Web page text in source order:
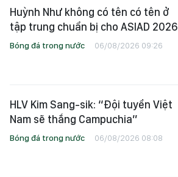
Huỳnh Như không có tên có tên ở
tập trung chuẩn bị cho ASIAD 2026
Bóng đá trong nước 06/08/2026 09:26
HLV Kim Sang-sik: “Đội tuyển Việt
Nam sẽ thắng Campuchia”
Bóng đá trong nước 06/08/2026 08:08